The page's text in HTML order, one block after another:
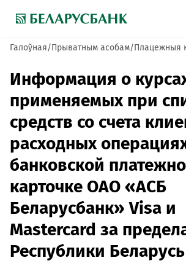
Галоўная Прыватным асобам Плацежныя
Информация о
применяемых при
средств со счета
расходных
банковской
карточке ОАО «АСБ
Беларусбанк» Visa и
Mastercard за
Республики Беларусь